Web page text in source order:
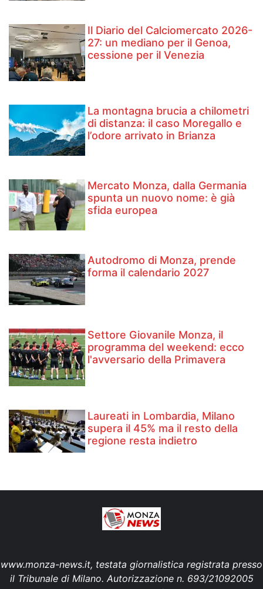
Il Diario del Calciomercato 2026-
27: un mediano per il Genoa,
cessione per il Venezia
La montagna brucia a chilometri
di distanza: il caso Moregallo e
l’odore arrivato in Brianza
Mercato Monza, dalla Germania
spunta un nuovo nome: è già
sfida europea
Autodromo di Monza, prende
forma il calendario 2027
Settore Giovanile Monza, il
programma del weekend: ecco
l'avversario della Primavera
Laureati in Lombardia, Milano
supera il 45% ma il resto della
regione resta indietro
www.monza-news.it, testata giornalistica registrata presso
il Tribunale di Milano. Autorizzazione n. 693/21092005